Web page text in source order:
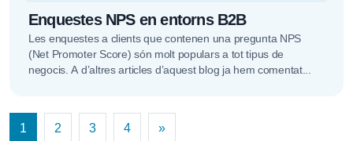
Enquestes NPS en entorns B2B
Les enquestes a clients que contenen una pregunta NPS
(Net Promoter Score) són molt populars a tot tipus de
negocis. A d’altres articles d’aquest blog ja hem comentat...
Navegació de les entrades
1 2 3 4 »